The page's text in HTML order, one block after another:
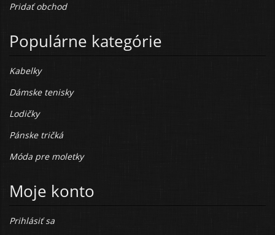
Pridať obchod
Populárne kategórie
Kabelky
Dámske tenisky
Lodičky
Pánske tričká
Móda pre moletky
Moje konto
Prihlásiť sa